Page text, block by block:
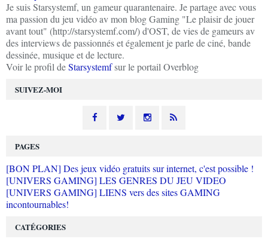
SUIVEZ-MOI
Je suis Starsystemf, un gameur quarantenaire. Je partage avec vous
ma passion du jeu vidéo av mon blog Gaming "Le plaisir de jouer
avant tout" (http://starsystemf.com/) d'OST, de vies de gameurs av
des interviews de passionnés et également je parle de ciné, bande
dessinée, musique et de lecture.
Voir le profil deStarsystemfsur le portail Overblog
PAGES
[BON PLAN] Des jeux vidéo gratuits sur internet, c'est possible !
[UNIVERS GAMING] LES GENRES DU JEU VIDEO
[UNIVERS GAMING] LIENS vers des sites GAMING
incontournables!
CATÉGORIES